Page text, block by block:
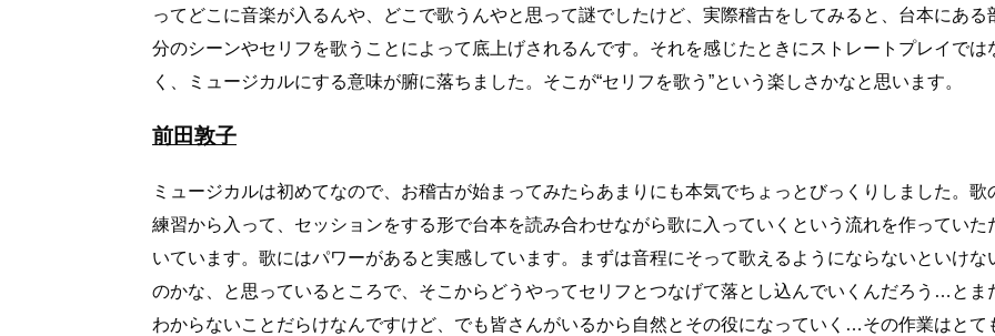
ってどこに音楽が入るんや、どこで歌うんやと思って謎でしたけど、実際稽古をしてみると、台本にある
分のシーンやセリフを歌うことによって底上げされるんです。それを感じたときにストレートプレイでは
く、ミュージカルにする意味が腑に落ちました。そこが“セリフを歌う”という楽しさかなと思います。
前田敦子
ミュージカルは初めてなので、お稽古が始まってみたらあまりにも本気でちょっとびっくりしました。歌
練習から入って、セッションをする形で台本を読み合わせながら歌に入っていくという流れを作っていた
いています。歌にはパワーがあると実感しています。まずは音程にそって歌えるようにならないといけな
のかな、と思っているところで、そこからどうやってセリフとつなげて落とし込んでいくんだろう…とま
わからないことだらけなんですけど、でも皆さんがいるから自然とその役になっていく…その作業はとて